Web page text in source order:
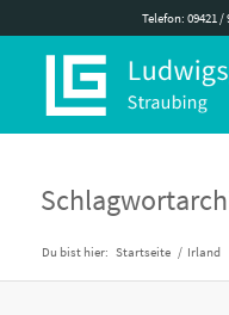
Telefon: 09421 /
Du bist hier: Startseite / Irland